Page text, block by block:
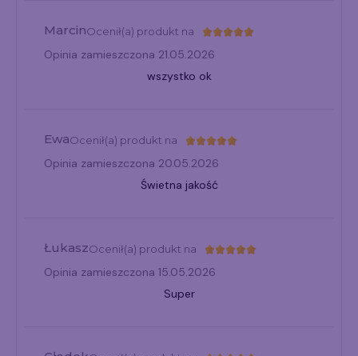
MarcinOcenił(a) produkt na
Opinia zamieszczona 21.05.2026
wszystko ok
EwaOcenił(a) produkt na
Opinia zamieszczona 20.05.2026
Świetna jakość
ŁukaszOcenił(a) produkt na
Opinia zamieszczona 15.05.2026
Super